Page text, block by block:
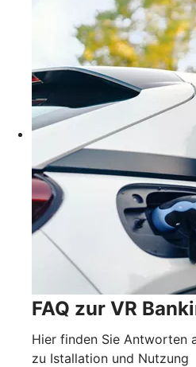
FAQ zur VR
Hier finden Sie Antworten
zu Istallation und Nutzung